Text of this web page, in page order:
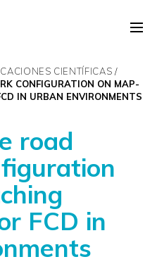
CIENTÍFICAS
CONFIGURATION ON MAP-
IN URBAN ENVIRONMENTS
road
FCD in